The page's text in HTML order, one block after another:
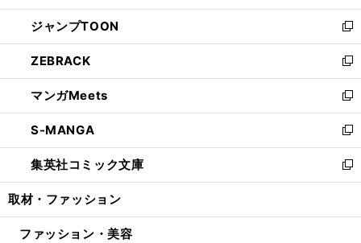
開
く
ウ
で
開
く
ン
ド
ウ
で
開
く
ウ
ィ
ン
ド
ウ
で
開
く
し
い
ウ
ィ
ン
ド
ウ
で
開
く
ジャンプTOON
新
し
い
ウ
ィ
ン
ド
ウ
で
開
ZEBRACK
新
し
い
ウ
ィ
ン
ド
ウ
開
マンガMeets
新
し
い
ウ
ィ
ン
ウ
S-MANGA
新
し
い
ウ
ン
集英社コミック文庫
新
し
ウ
取材・ファッション
ファッション・美容